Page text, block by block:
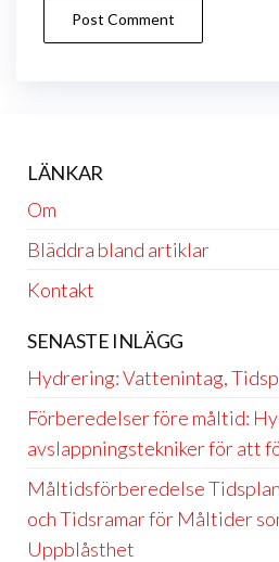
LÄNKAR
Om
Bläddra bland artiklar
Kontakt
SENASTE INLÄGG
Hydrering: Vattenintag,
Förberedelser före måltid:
avslappningstekniker för att
Måltidsförberedelse
och Tidsramar för Måltider
Uppblåsthet